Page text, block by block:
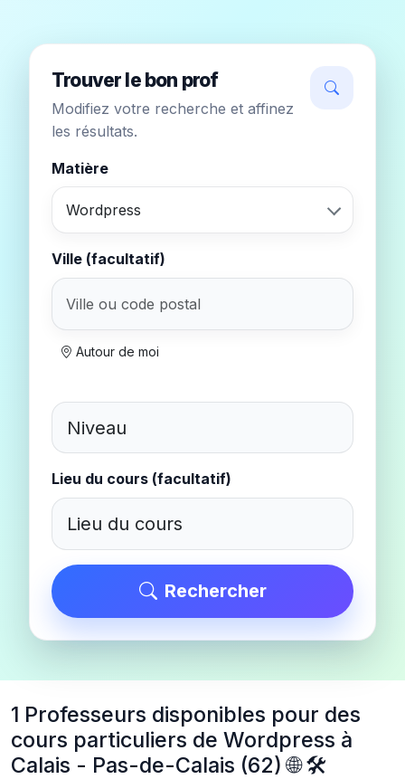
Trouver le bon prof
Modifiez votre recherche et affinez
les résultats.
Matière
Wordpress
Ville (facultatif)
Autour de moi
Lieu du cours (facultatif)
Rechercher
1 Professeurs disponibles pour des
cours particuliers de Wordpress à
Calais - Pas-de-Calais (62) 🌐 🛠️